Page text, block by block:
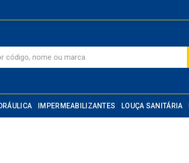
IMPERMEABILIZANTES LOUÇA SANITÁRIA